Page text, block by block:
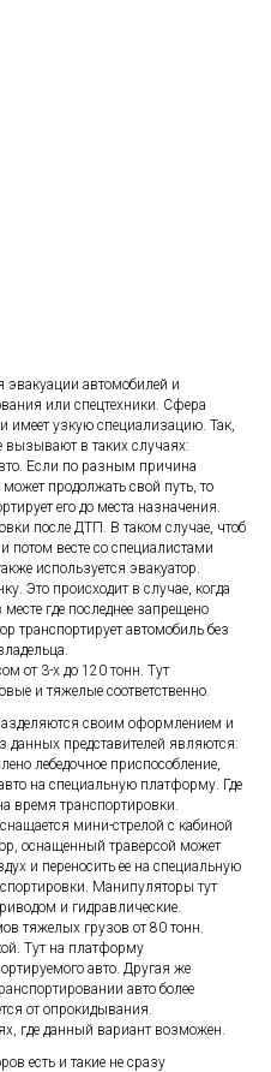
эвакуации автомобилей и
или спецтехники. Сфера
имеет узкую специализацию. Так,
вызывают в таких случаях:
Если по разным причина
продолжать свой путь, то
его до места назначения.
после ДТП. В таком случае, чтоб
потом весте со специалистами
используется эвакуатор.
Это происходит в случае, когда
где последнее запрещено
транспортирует автомобиль без
от 3-х до 120 тонн. Тут
и тяжелые соответственно.
своим оформлением и
представителей являются:
лебедочное приспособление,
на специальную платформу. Где
время транспортировки.
мини-стрелой с кабиной
оснащенный траверсой может
и переносить ее на специальную
Манипуляторы тут
и гидравлические.
тяжелых грузов от 80 тонн.
Тут на платформу
авто. Другая же
авто более
от опрокидывания.
где данный вариант возможен.
есть и такие не сразу